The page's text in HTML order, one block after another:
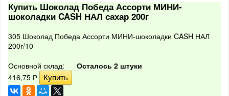
Купить Шоколад Победа Ассорти МИНИ-
шоколадки CASH НАЛ сахар 200г
305 Шоколад Победа Ассорти МИНИ-шоколадки CASH НАЛ
200г/10
Основной склад:
Осталось 2 штуки
416,75 Р